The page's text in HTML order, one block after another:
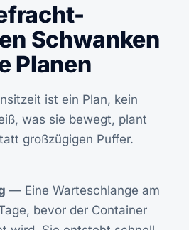
Schwanken
Planen
ist ein Plan, kein
was sie bewegt, plant
großzügigen Puffer.
— Eine Warteschlange am
bevor der Container